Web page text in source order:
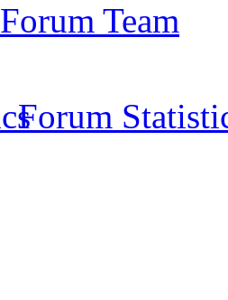
Forum Team
Forum